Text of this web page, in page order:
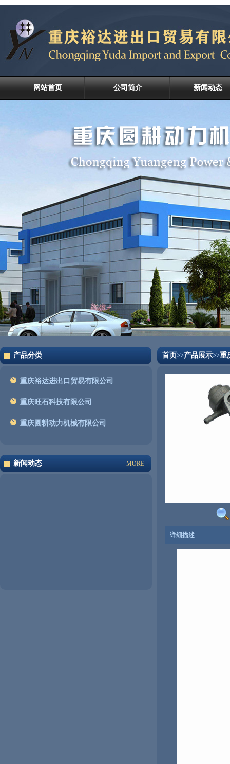
网站首页 公司简介 新闻动态
产品分类
重庆裕达进出口贸易有限公司
重庆旺石科技有限公司
重庆圆耕动力机械有限公司
新闻动态 MORE
首页>>产品展示>>重
详细描述